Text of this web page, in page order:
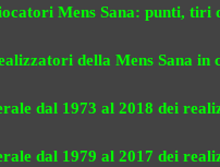
Mens Sana: punti, tiri
della Mens Sana in
dal 1973 al 2018 dei
dal 1979 al 2017 dei